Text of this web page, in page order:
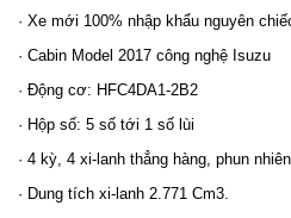
· Xe mới 100% nhập khẩu nguyên
· Cabin Model 2017 công nghệ Isuzu
· Động cơ: HFC4DA1-2B2
· Hộp số: 5 số tới 1 số lùi
· 4 kỳ, 4 xi-lanh thẳng hàng, phun
· Dung tích xi-lanh 2.771 Cm3.